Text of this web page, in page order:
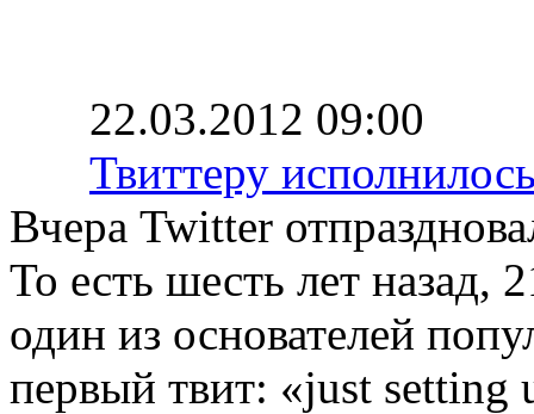
22.03.2012 09:00
Твиттеру
Вчера Twitter
То есть шесть лет назад,
один из основателей
первый твит: «just setting